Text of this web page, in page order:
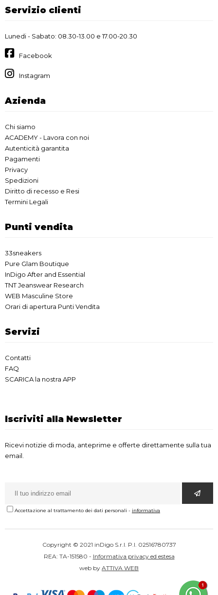
Servizio clienti
Lunedi - Sabato: 08.30-13.00 e 17.00-20.30
Facebook
Instagram
Azienda
Chi siamo
ACADEMY - Lavora con noi
Autenticità garantita
Pagamenti
Privacy
Spedizioni
Diritto di recesso e Resi
Termini Legali
Punti vendita
33sneakers
Pure Glam Boutique
InDigo After and Essential
TNT Jeanswear Research
WEB Masculine Store
Orari di apertura Punti Vendita
Servizi
Contatti
FAQ
SCARICA la nostra APP
Iscriviti alla Newsletter
Ricevi notizie di moda, anteprime e offerte direttamente sulla tua
email.
Accettazione al trattamento dei dati personali - informativa
Copyright © 2021 inDigo S.r.l. P.I. 02516780737
REA: TA-151580 - Informativa privacy ed estesa
web by ATTIVA WEB